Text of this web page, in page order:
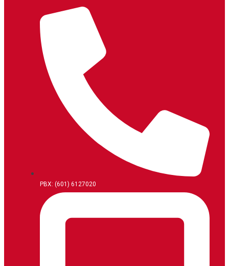
PBX: (601) 6127020